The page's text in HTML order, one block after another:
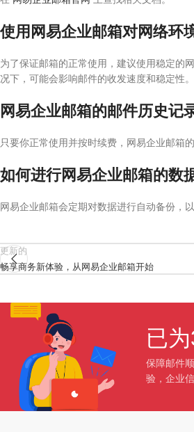
使用网易企业邮箱对网络环
为了保证邮箱的正常使用，建议使用稳定的
况下，可能会影响邮件的收发速度和稳定性。
网易企业邮箱的邮件历史记
只要你正常使用并按时续费，网易企业邮箱
如何进行网易企业邮箱的数
网易企业邮箱会定期对数据进行自动备份，
更新的
畅享商务新体验，从网易企业邮箱开始
已
保障邮件
验，企业